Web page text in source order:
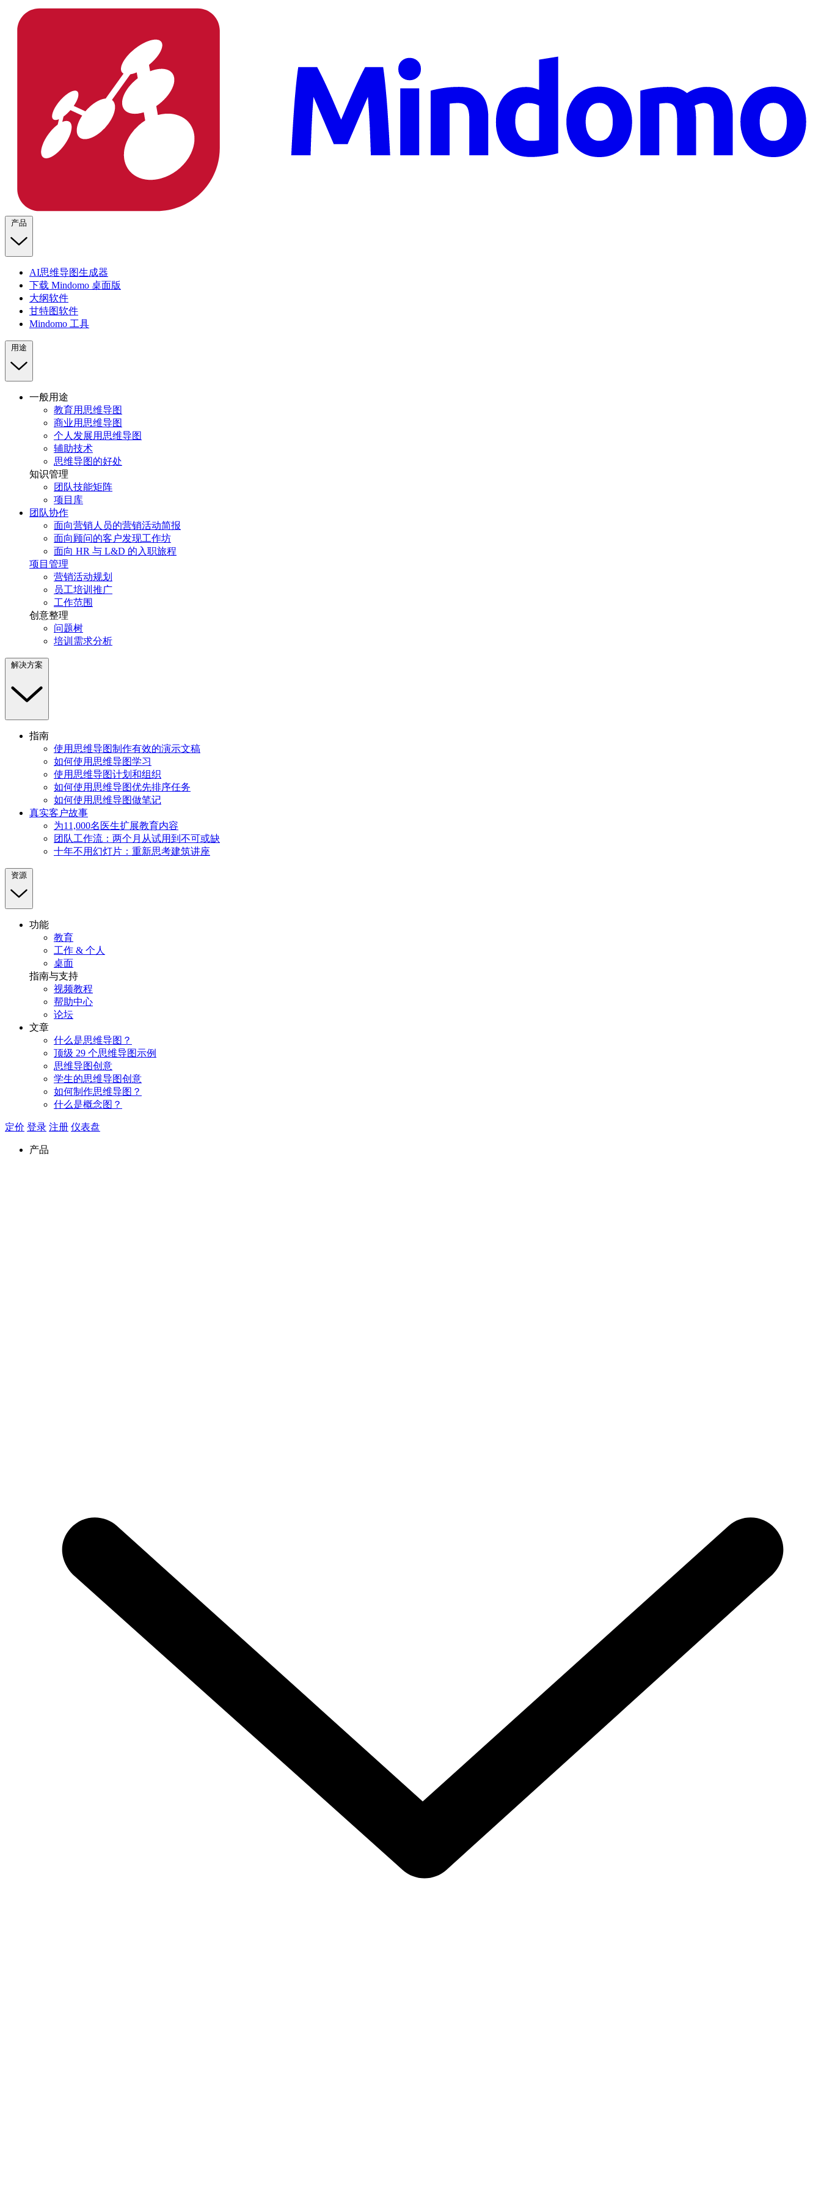
产品
AI思维导图生成器
下载 Mindomo 桌面版
大纲软件
甘特图软件
Mindomo 工具
用途
一般用途
教育用思维导图
商业用思维导图
个人发展用思维导图
辅助技术
思维导图的好处
知识管理
团队技能矩阵
项目库
团队协作
面向营销人员的营销活动简报
面向顾问的客户发现工作坊
面向 HR 与 L&D 的入职旅程
项目管理
营销活动规划
员工培训推广
工作范围
创意整理
问题树
培训需求分析
解决方案
指南
使用思维导图制作有效的演示文稿
如何使用思维导图学习
使用思维导图计划和组织
如何使用思维导图优先排序任务
如何使用思维导图做笔记
真实客户故事
为11,000名医生扩展教育内容
团队工作流：两个月从试用到不可或缺
十年不用幻灯片：重新思考建筑讲座
资源
功能
教育
工作 & 个人
桌面
指南与支持
视频教程
帮助中心
论坛
文章
什么是思维导图？
顶级 29 个思维导图示例
思维导图创意
学生的思维导图创意
如何制作思维导图？
什么是概念图？
定价 登录 注册 仪表盘
产品